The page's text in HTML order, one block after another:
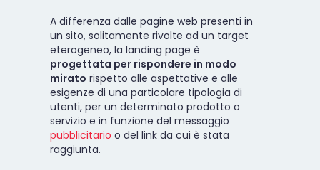
A differenza dalle pagine web presenti in
un sito, solitamente rivolte ad un target
eterogeneo, la landing page è
progettata per rispondere in modo
mirato rispetto alle aspettative e alle
esigenze di una particolare tipologia di
utenti, per un determinato prodotto o
servizio e in funzione del messaggio
pubblicitario o del link da cui è stata
raggiunta.